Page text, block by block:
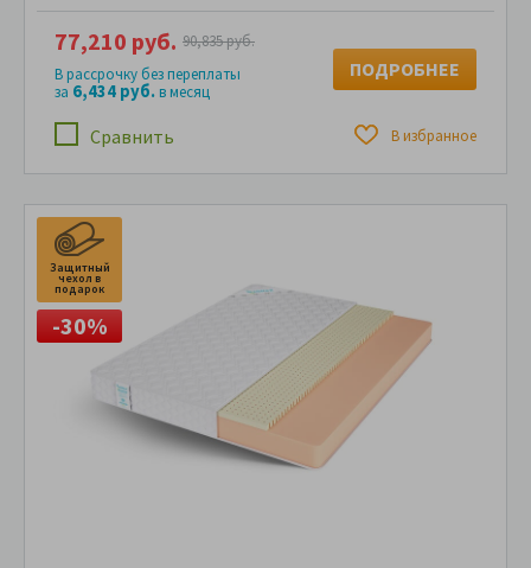
Сравнить В избранное
77,210 руб. 90,835 руб.
В рассрочку без переплаты
за 6,434 руб.в месяц
ПОДРОБНЕЕ
Защитный
чехол в
подарок
-30%